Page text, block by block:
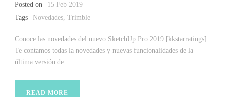
Posted on
15 Feb 2019
Tags
Novedades Trimble
Conoce las novedades del nuevo SketchUp Pro 2019 [kkstarratings]
Te contamos todas la novedades y nuevas funcionalidades de la
última versión de...
READ MORE